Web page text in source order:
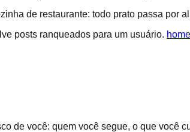
de restaurante: todo prato passa por
posts ranqueados para um usuário.
de você: quem você segue, o que você